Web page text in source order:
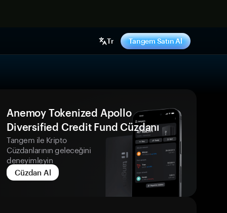
Tr Tangem Satın Al
Anemoy Tokenized Apollo
Diversified Credit Fund Cüzdanı
Tangem ile Kripto
Cüzdanlarının geleceğini
deneyimleyin
Cüzdan Al